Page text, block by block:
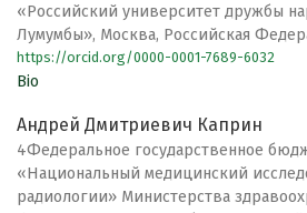
«Российский университет дружбы
Лумумбы», Москва, Российская
https://orcid.org/0000-0001-7689-6032
Bio
Андрей Дмитриевич Каприн
4Федеральное государственное
«Национальный медицинский
радиологии» Министерства